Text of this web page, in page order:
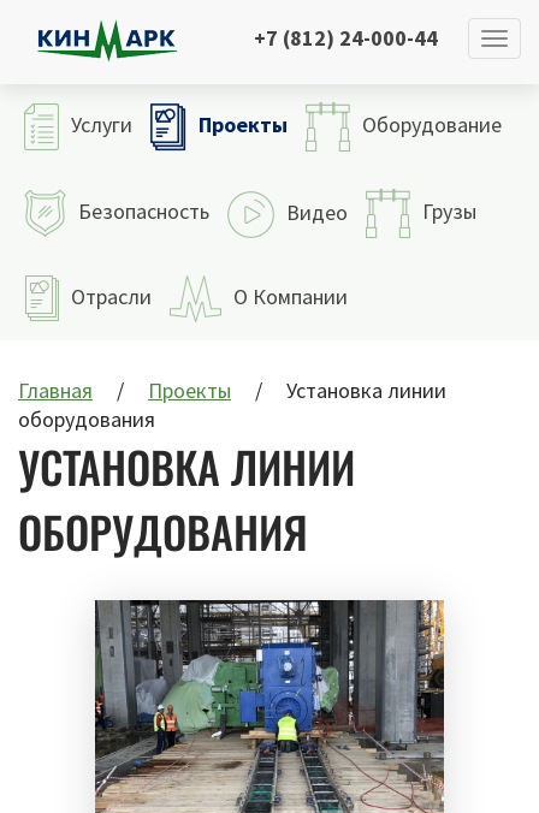
+7 (812) 24-000-44
Услуги Проекты Оборудование
Безопасность Видео Грузы
Отрасли О Компании
Главная Проекты
Установка линии
оборудования
УСТАНОВКА ЛИНИИ
ОБОРУДОВАНИЯ